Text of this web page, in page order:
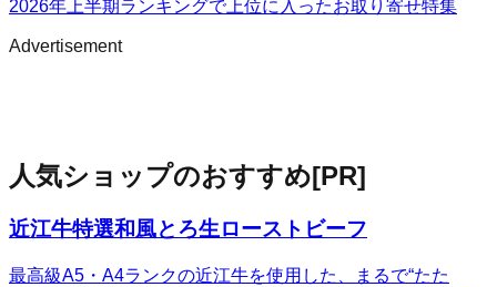
2026年上半期ランキングで上位に入ったお取り寄せ特集
Advertisement
人気ショップのおすすめ[PR]
近江牛特選和風とろ生ローストビーフ
最高級A5・A4ランクの近江牛を使用した、まるで“たた